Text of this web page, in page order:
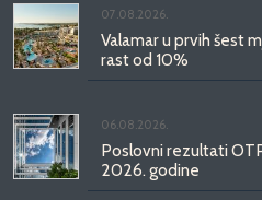
07.08.2026.
Valamar u prvih šest
rast od 10%
06.08.2026.
Poslovni rezultati
2026. godine